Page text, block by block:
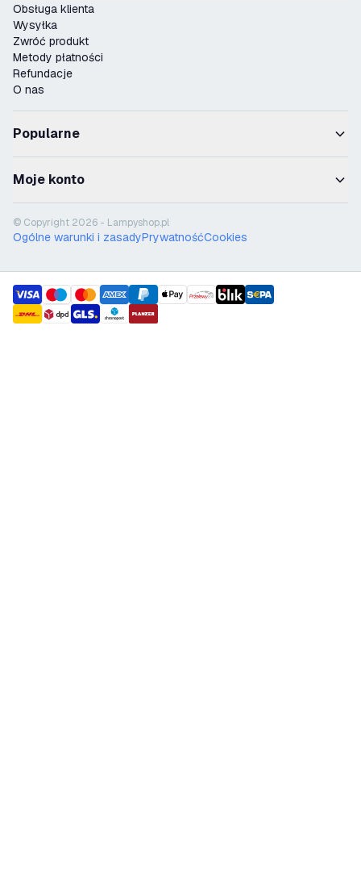
Obsługa klienta
Wysyłka
Zwróć produkt
Metody płatności
Refundacje
O nas
Popularne
Moje konto
© Copyright 2026 - Lampyshop.pl
Ogólne warunki i zasadyPrywatnośćCookies
payment methods
shipment methods